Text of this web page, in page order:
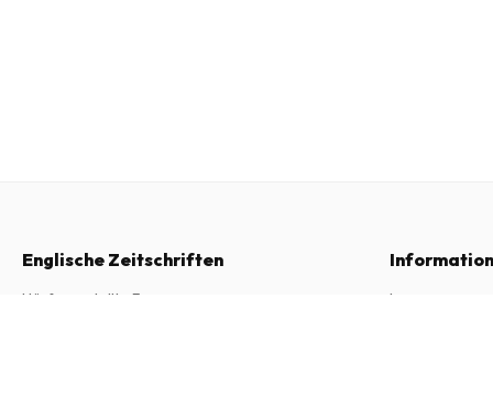
Englische Zeitschriften
Häufig gestellte Fragen
Impressum